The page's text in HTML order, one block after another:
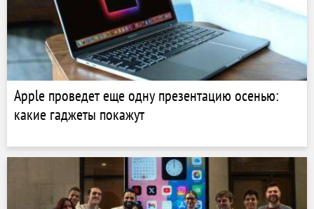
Apple проведет еще одну презентацию осенью:
какие гаджеты покажут